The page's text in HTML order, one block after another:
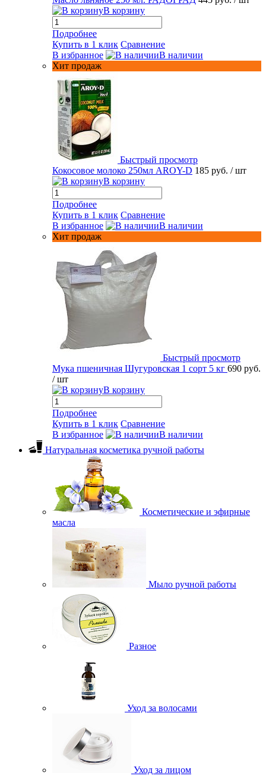
В корзину
Подробнее
Купить в 1 клик Сравнение
В избранное
В наличии
Хит продаж
Быстрый просмотр
Кокосовое молоко 250мл AROY-D 185 руб. / шт
В корзину
Подробнее
Купить в 1 клик Сравнение
В избранное
В наличии
Хит продаж
Быстрый просмотр
Мука пшеничная Шугуровская 1 сорт 5 кг 690 руб.
/ шт
В корзину
Подробнее
Купить в 1 клик Сравнение
В избранное
В наличии
Натуральная косметика ручной работы
Косметические и эфирные
масла
Мыло ручной работы
Разное
Уход за волосами
Уход за лицом